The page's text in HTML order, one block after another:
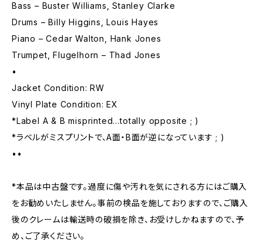
Bass – Buster Williams, Stanley Clarke
Drums – Billy Higgins, Louis Hayes
Piano – Cedar Walton, Hank Jones
Trumpet, Flugelhorn – Thad Jones
•
Jacket Condition: RW
Vinyl Plate Condition: EX
*Label A & B misprinted…totally opposite ; )
*ラベルがミスプリントで、A面・B面が逆になっています ; )
••
*本品は中古盤です。過度に傷や汚れを気にされる方にはご購入
をお勧めいたしません。事前の検品を施しておりますので、ご購入
後のクレームは輸送時の破損を除き、お受けしかねますので、予
め、ご了承ください。